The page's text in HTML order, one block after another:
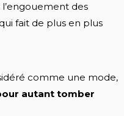
des
fait de plus en plus
comme une mode,
autant tomber